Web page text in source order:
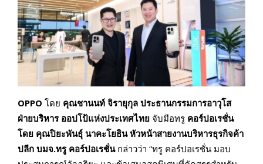
OPPO โดย คุณชานนท์ จิรายุกุล ประธานกรรมการอาวุโส
ฝ่ายบริหาร ออปโป้แห่งประเทศไทย จับมือทรู คอร์ปอเรชั่น
โดย คุณปิยะพันธุ์ นาคะโยธิน หัวหน้าสายงานบริหารธุรกิจค้า
ปลีก บมจ.ทรู คอร์ปอเรชั่นกล่าวว่า “ทรู คอร์ปอเรชั่น มอบ